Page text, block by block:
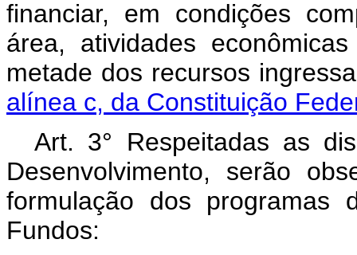
financiar, em condições
área, atividades
metade dos recursos
alínea c, da Constituição
Art. 3° Respeitadas as
Desenvolvimento, serão
formulação dos programas
Fundos: